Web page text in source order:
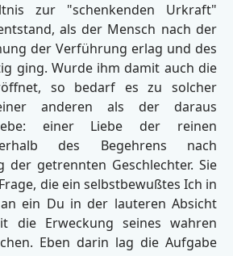
zur "schenkenden Urkraft"
als der Mensch nach der
der Verführung erlag und des
ging. Wurde ihm damit auch die
so bedarf es zu solcher
anderen als der daraus
einer Liebe der reinen
des Begehrens nach
der getrennten Geschlechter. Sie
die ein selbstbewußtes Ich in
ein Du in der lauteren Absicht
die Erweckung seines wahren
Eben darin lag die Aufgabe